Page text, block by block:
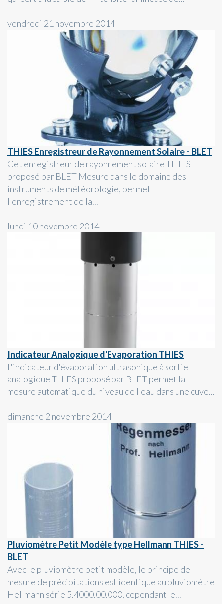
vendredi 21 novembre 2014
THIES Enregistreur de Rayonnement Solaire - BLET
Cet enregistreur de rayonnement solaire THIES
proposé par BLET Mesure dans le domaine des
instruments de météorologie, permet
l'enregistrement de la...
lundi 10 novembre 2014
Indicateur Analogique d'Evaporation THIES
L'indicateur d'évaporation ultrasonique à sortie
analogique THIES proposé par BLET permet la
mesure automatique du niveau de l'eau dans une cuve...
dimanche 2 novembre 2014
Pluviomètre Petit Modèle type Hellmann THIES -
BLET
Avec le pluviomètre petit modèle, le principe de
mesure de précipitations est identique au pluviomètre
Hellmann série 5.4000.00.000, cependant le...